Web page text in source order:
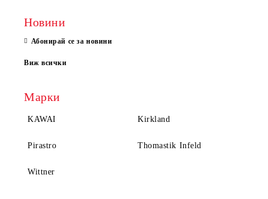
Новини
Абонирай се за новини
Виж всички
Марки
KAWAI Kirkland
Pirastro Thomastik Infeld
Wittner